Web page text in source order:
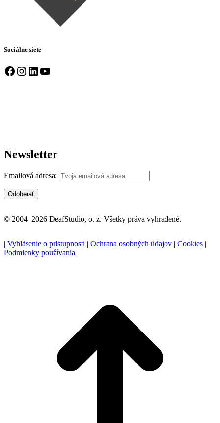
Sociálne siete
Facebook Instagram LinkedIn YouTube
Newsletter
Emailová adresa:
© 2004–2026 DeafStudio, o. z. Všetky práva vyhradené.
| Vyhlásenie o prístupnosti | Ochrana osobných údajov | Cookies |
Podmienky používania |